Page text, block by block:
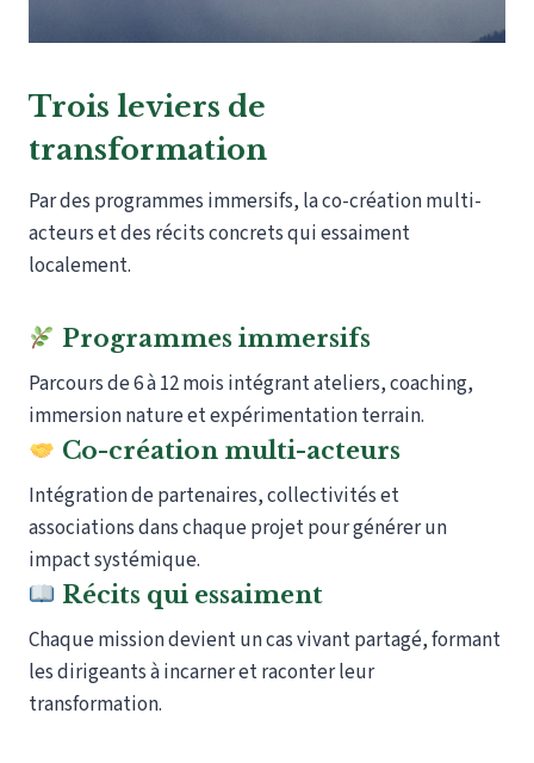
Trois leviers de
transformation
Par des programmes immersifs, la co-création multi-
acteurs et des récits concrets qui essaiment
localement.
Programmes immersifs
Parcours de 6 à 12 mois intégrant ateliers, coaching,
immersion nature et expérimentation terrain.
Co-création multi-acteurs
Intégration de partenaires, collectivités et
associations dans chaque projet pour générer un
impact systémique.
Récits qui essaiment
Chaque mission devient un cas vivant partagé, formant
les dirigeants à incarner et raconter leur
transformation.